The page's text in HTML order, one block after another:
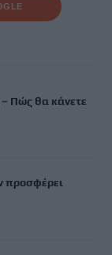
Πώς θα κάνετε
προσφέρει